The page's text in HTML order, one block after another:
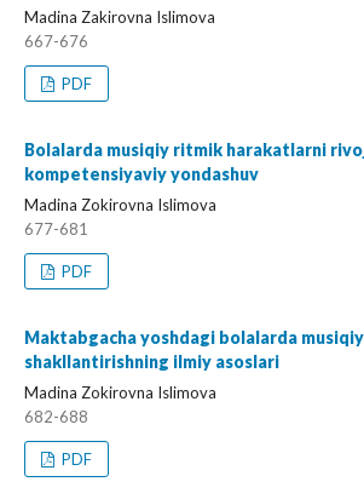
Madina Zakirovna Islimova
667-676
PDF
Bolalarda musiqiy ritmik harakatlarni
kompetensiyaviy yondashuv
Madina Zokirovna Islimova
677-681
PDF
Maktabgacha yoshdagi bolalarda
shakllantirishning ilmiy asoslari
Madina Zokirovna Islimova
682-688
PDF